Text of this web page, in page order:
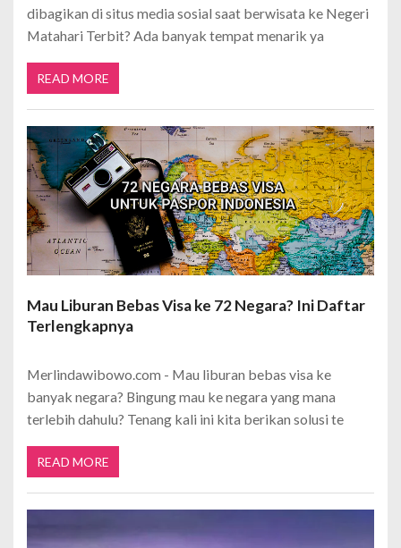
dibagikan di situs media sosial saat berwisata ke Negeri
Matahari Terbit? Ada banyak tempat menarik ya
READ MORE
Mau Liburan Bebas Visa ke 72 Negara? Ini Daftar
Terlengkapnya
Merlindawibowo.com - Mau liburan bebas visa ke
banyak negara? Bingung mau ke negara yang mana
terlebih dahulu? Tenang kali ini kita berikan solusi te
READ MORE